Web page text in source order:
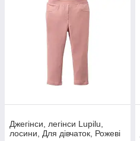
Джегінси, легінси Lupilu,
лосини, Для дівчаток, Рожеві